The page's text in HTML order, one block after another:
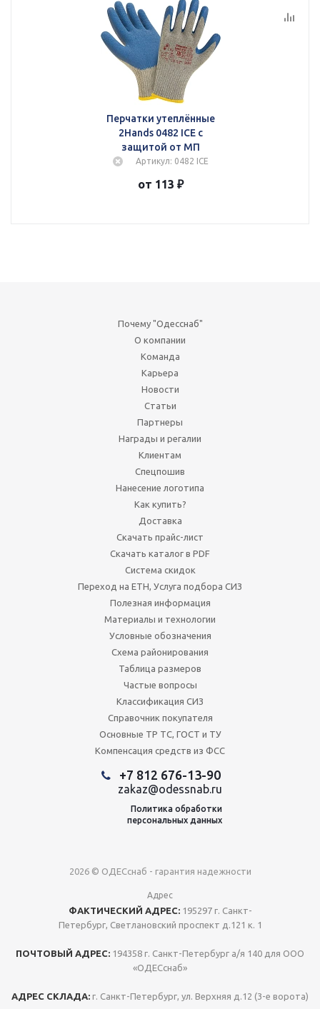
Перчатки утеплённые
2Hands 0482 ICE с
защитой от МП
Артикул: 0482 ICE
от 113 ₽
Почему "Одесснаб"
О компании
Команда
Карьера
Новости
Статьи
Партнеры
Награды и регалии
Клиентам
Спецпошив
Нанесение логотипа
Как купить?
Доставка
Скачать прайс-лист
Скачать каталог в PDF
Система скидок
Переход на ЕТН, Услуга подбора СИЗ
Полезная информация
Материалы и технологии
Условные обозначения
Схема районирования
Таблица размеров
Частые вопросы
Классификация СИЗ
Справочник покупателя
Основные ТР ТС, ГОСТ и ТУ
Компенсация средств из ФСС
+7 812 676-13-90
zakaz@odessnab.ru
Политика обработки
персональных данных
2026 © ОДЕСснаб - гарантия надежности
Адрес
ФАКТИЧЕСКИЙ АДРЕС:195297 г. Санкт-
Петербург, Светлановский проспект д.121 к. 1
ПОЧТОВЫЙ АДРЕС: 194358 г. Санкт-Петербург а/я 140 для ООО
«ОДЕСснаб»
АДРЕС СКЛАДА: г. Санкт-Петербург, ул. Верхняя д.12 (3-е ворота)